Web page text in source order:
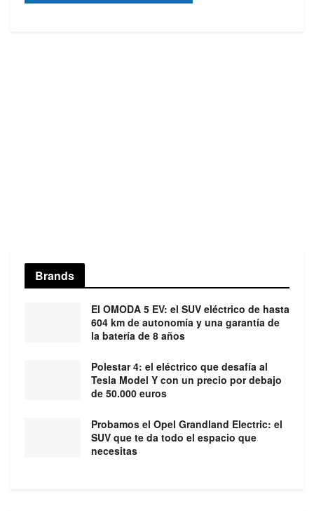
Brands
El OMODA 5 EV: el SUV eléctrico de hasta
604 km de autonomía y una garantía de
la batería de 8 años
Polestar 4: el eléctrico que desafía al
Tesla Model Y con un precio por debajo
de 50.000 euros
Probamos el Opel Grandland Electric: el
SUV que te da todo el espacio que
necesitas